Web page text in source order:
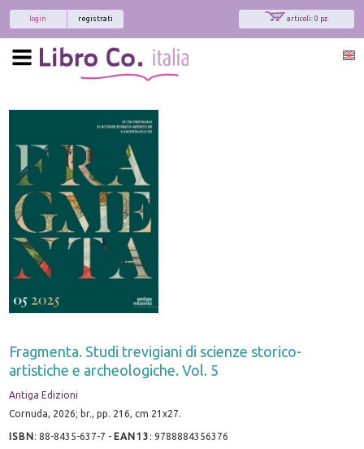
articoli: 0 pz.
registrati
login
Fragmenta. Studi trevigiani di scienze storico-
artistiche e archeologiche. Vol. 5
Antiga Edizioni
Cornuda, 2026; br., pp. 216, cm 21x27.
ISBN:88-8435-637-7 - EAN13 :9788884356376